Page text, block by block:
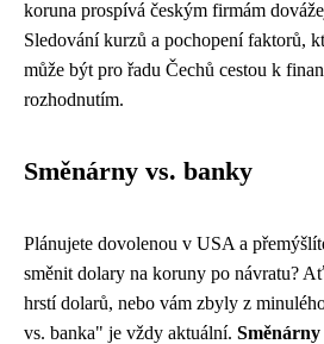
koruna prospívá českým firmám
Sledování kurzů a pochopení faktorů,
může být pro řadu Čechů cestou k
rozhodnutím.
Směnárny vs. banky
Plánujete dovolenou v USA a
směnit dolary na koruny po návratu?
hrstí dolarů, nebo vám zbyly z
vs. banka" je vždy aktuální.